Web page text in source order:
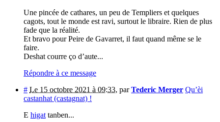
Une pincée de cathares, un peu de Templiers et quelques
cagots, tout le monde est ravi, surtout le libraire. Rien de plus
fade que la réalité.
Et bravo pour Peire de Gavarret, il faut quand même se le
faire.
Deshat courre ço d’aute...
Répondre à ce message
# Le 15 octobre 2021 à 09:33, parTederic Merger Qu’èi
castanhat (castagnat) !
E higat tanben...